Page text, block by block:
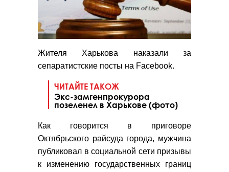
Жителя Харькова наказали за
сепаратистские посты на Facebook.
ЧИТАЙТЕ ТАКОЖ
Экс-замгенпрокурора
позеленел в Харькове (фото)
Как говорится в приговоре
Октябрьского райсуда города, мужчина
публиковал в социальной сети призывы
к изменению государственных границ